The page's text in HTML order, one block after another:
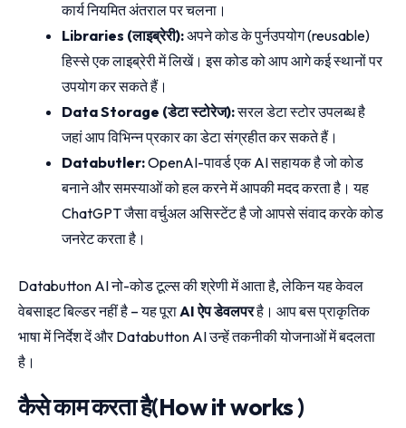
कार्य नियमित अंतराल पर चलना।
Libraries (लाइब्रेरी):अपने कोड के पुर्नउपयोग (reusable)
हिस्से एक लाइब्रेरी में लिखें। इस कोड को आप आगे कई स्थानों पर
उपयोग कर सकते हैं।
Data Storage (डेटा स्टोरेज):सरल डेटा स्टोर उपलब्ध है
जहां आप विभिन्न प्रकार का डेटा संग्रहीत कर सकते हैं।
Databutler:OpenAI-पावर्ड एक AI सहायक है जो कोड
बनाने और समस्याओं को हल करने में आपकी मदद करता है। यह
ChatGPT जैसा वर्चुअल असिस्टेंट है जो आपसे संवाद करके कोड
जनरेट करता है।
Databutton AI नो-कोड टूल्स की श्रेणी में आता है, लेकिन यह केवल
वेबसाइट बिल्डर नहीं है – यह पूराAI ऐप डेवलपरहै। आप बस प्राकृतिक
भाषा में निर्देश दें और Databutton AI उन्हें तकनीकी योजनाओं में बदलता
है।
कैसे काम करता है(How it works )